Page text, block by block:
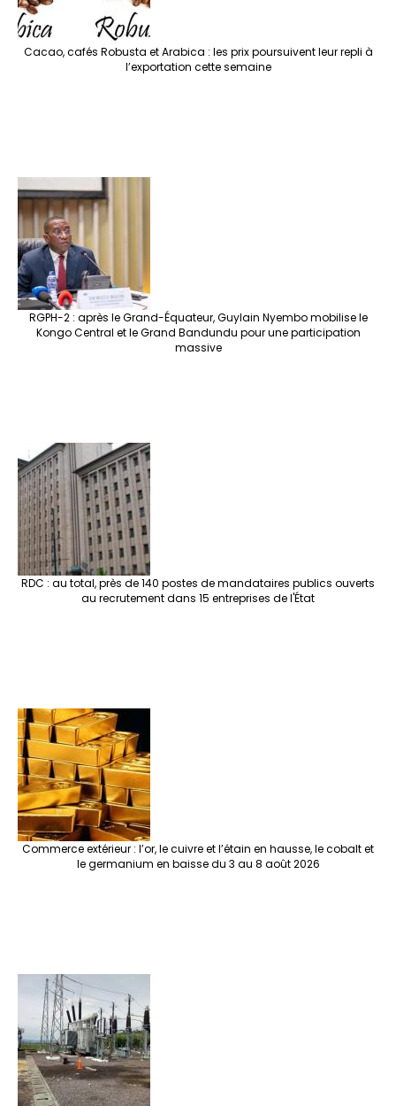
Cacao, cafés Robusta et Arabica : les prix poursuivent leur repli à
l’exportation cette semaine
RGPH-2 : après le Grand-Équateur, Guylain Nyembo mobilise le
Kongo Central et le Grand Bandundu pour une participation
massive
RDC : au total, près de 140 postes de mandataires publics ouverts
au recrutement dans 15 entreprises de l'État
Commerce extérieur : l’or, le cuivre et l’étain en hausse, le cobalt et
le germanium en baisse du 3 au 8 août 2026